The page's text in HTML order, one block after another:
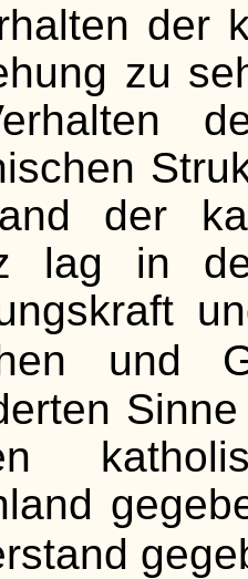
der
zu
der
lag in
und